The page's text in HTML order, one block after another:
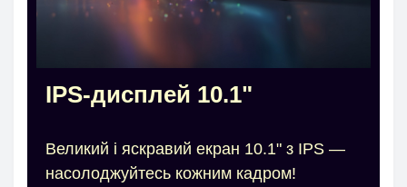
IPS-дисплей 10.1"
Великий і яскравий екран 10.1" з IPS —
насолоджуйтесь кожним кадром!